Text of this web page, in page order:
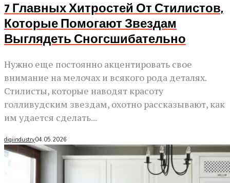
7 Главных Хитростей От Стилистов,
Которые Помогают Звездам
Выглядеть Сногсшибательно
Нужно еще постоянно акцентировать свое
внимание на мелочах и всякого рода деталях.
Стилисты, которые наводят красоту
голливудским звездам, охотно рассказывают, как
им удается сделать...
digiindustry04.05.2026